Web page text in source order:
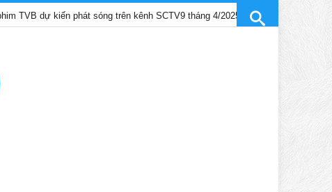
kiến phát sóng trên kênh SCTV9 tháng 4/2025 Trần Gia Lạc và